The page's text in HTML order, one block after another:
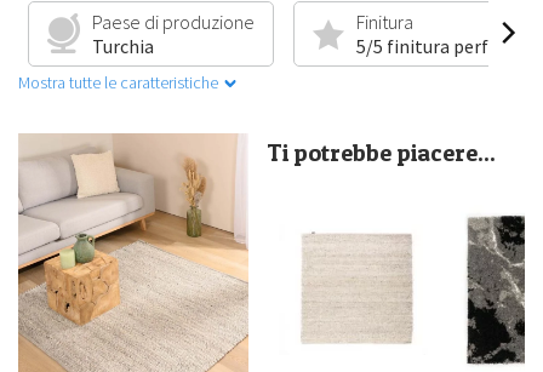
Paese di produzione
Turchia
Finitura
5/5 finitura perfetta
Mostra tutte le caratteristiche
Ti potrebbe piacere...